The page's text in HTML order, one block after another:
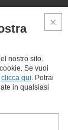
nostro sito.
Se vuoi
clicca qui. Potrai
in qualsiasi